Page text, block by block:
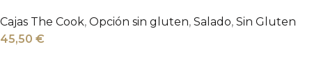
Cajas The Cook, Opción sin gluten, Salado, Sin Gluten
45,50 €